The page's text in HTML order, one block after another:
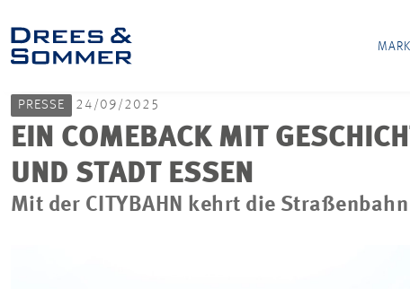
PRESSE 24/09/2025
EIN COMEBACK MIT
UND STADT ESSEN
Mit der CITYBAHN kehrt die